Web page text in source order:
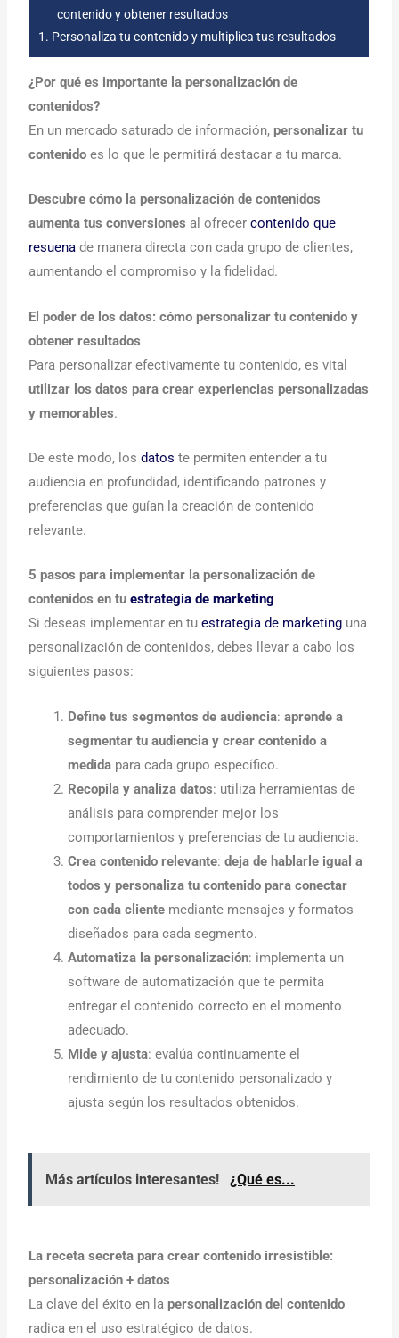
contenido y obtener resultados
1. Personaliza tu contenido y multiplica tus resultados
¿Por qué es importante la personalización de
contenidos?
En un mercado saturado de información,personalizar tu
contenido es lo que le permitirá destacar a tu marca.
Descubre cómo la personalización de contenidos
aumenta tus conversiones al ofrecercontenido que
resuena de manera directa con cada grupo de clientes,
aumentando el compromiso y la fidelidad.
El poder de los datos: cómo personalizar tu contenido y
obtener resultados
Para personalizar efectivamente tu contenido, es vital
utilizar los datos para crear experiencias personalizadas
y memorables.
De este modo, losdatos te permiten entender a tu
audiencia en profundidad, identificando patrones y
preferencias que guían la creación de contenido
relevante.
5 pasos para implementar la personalización de
contenidos en tuestrategia de marketing
Si deseas implementar en tuestrategia de marketing una
personalización de contenidos, debes llevar a cabo los
siguientes pasos:
Define tus segmentos de audiencia:aprende a
segmentar tu audiencia y crear contenido a
medida para cada grupo específico.
Recopila y analiza datos: utiliza herramientas de
análisis para comprender mejor los
comportamientos y preferencias de tu audiencia.
Crea contenido relevante:deja de hablarle igual a
todos y personaliza tu contenido para conectar
con cada cliente mediante mensajes y formatos
diseñados para cada segmento.
Automatiza la personalización: implementa un
software de automatización que te permita
entregar el contenido correcto en el momento
adecuado.
Mide y ajusta: evalúa continuamente el
rendimiento de tu contenido personalizado y
ajusta según los resultados obtenidos.
Más artículos interesantes! ¿Qué es...
La receta secreta para crear contenido irresistible:
personalización + datos
La clave del éxito en lapersonalización del contenido
radica en el uso estratégico de datos.